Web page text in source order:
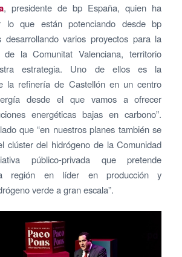
, presidente de bp España, quien ha
lo que están potenciando desde bp
desarrollando varios proyectos para la
de la Comunitat Valenciana, territorio
estrategia. Uno de ellos es la
la refinería de Castellón en un centro
desde el que vamos a ofrecer
energéticas bajas en carbono”.
que “en nuestros planes también se
clúster del hidrógeno de la Comunidad
público-privada que pretende
región en líder en producción y
verde a gran escala”.